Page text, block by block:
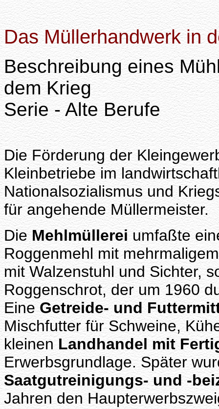
Das Müllerhandwerk in
Beschreibung eines
dem Krieg
Serie - Alte Berufe
Die Förderung der
Kleinbetriebe im
Nationalsozialismus und
für angehende Müllermeister.
Die Mehlmüllerei umfaßte
Roggenmehl mit
mit Walzenstuhl und Sichter,
Roggenschrot, der um 1960
Eine Getreide- und
Mischfutter für Schweine,
kleinenLandhandel mit
Erwerbsgrundlage. Später
Saatgutreinigungs- und -
Jahren den